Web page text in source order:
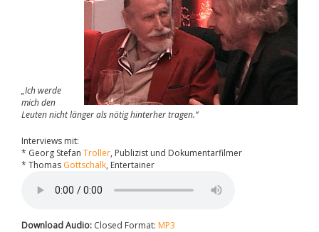
„Ich werde
mich den
Leuten nicht länger als nötig hinterher tragen.“
Interviews mit:
* Georg Stefan Troller, Publizist und Dokumentarfilmer
* Thomas Gottschalk, Entertainer
Download Audio: Closed Format: MP3